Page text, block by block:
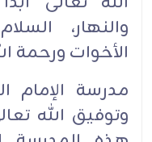
والنهار،
الأخوات ورحمة
مدرسة الإمام
وتوفيق الله